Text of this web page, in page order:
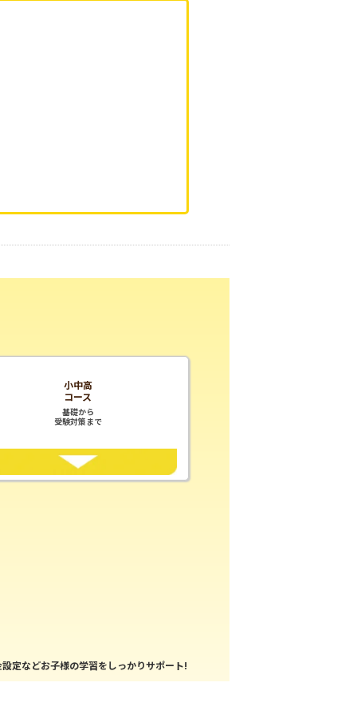
小中高
コース
基礎から
受験対策まで
定などお子様の学習をしっかりサポート!